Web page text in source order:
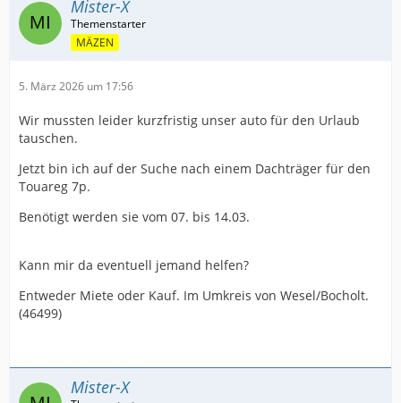
Mister-X
MÄZEN
5. März 2026 um 17:56
Wir mussten leider kurzfristig unser auto für den Urlaub
tauschen.
Jetzt bin ich auf der Suche nach einem Dachträger für den
Touareg 7p.
Benötigt werden sie vom 07. bis 14.03.
Kann mir da eventuell jemand helfen?
Entweder Miete oder Kauf. Im Umkreis von Wesel/Bocholt.
(46499)
Mister-X